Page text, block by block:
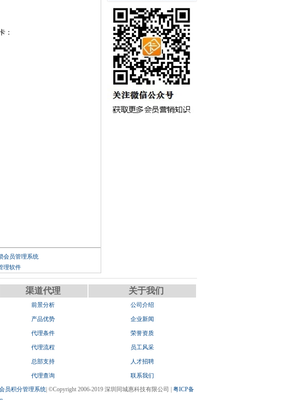
：
会员管理系统
理软件
渠道代理 关于我们
前景分析 公司介绍
产品优势 企业新闻
代理条件 荣誉资质
代理流程 员工风采
总部支持 人才招聘
代理查询
联系我们
员积分管理系统 | ©Copyright 2006-2019 深圳同城惠科技有限公司 | 粤ICP备